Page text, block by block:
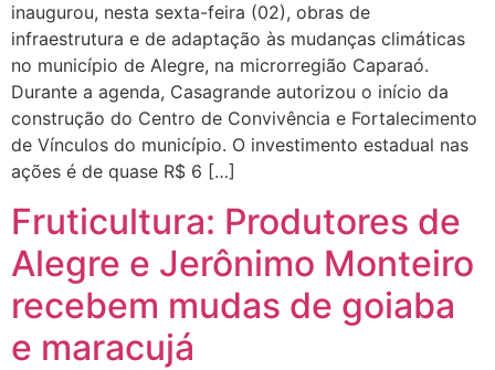
inaugurou, nesta sexta-feira (02), obras de
infraestrutura e de adaptação às mudanças climáticas
no município de Alegre, na microrregião Caparaó.
Durante a agenda, Casagrande autorizou o início da
construção do Centro de Convivência e Fortalecimento
de Vínculos do município. O investimento estadual nas
ações é de quase R$ 6 […]
Fruticultura: Produtores de
Alegre e Jerônimo Monteiro
recebem mudas de goiaba
e maracujá